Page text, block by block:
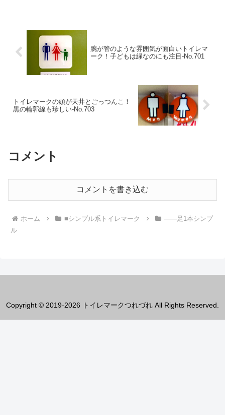
腕が管のような雰囲気が面白いトイレマ
ーク！子どもは緑なのにも注目‐No.701
トイレマークの頭が天井とごっつんこ！
黒の輪郭線も珍しい‐No.703
コメント
コメントを書き込む
ホーム ■シンプル系トイレマーク
――足1本シンプ
ル
Copyright © 2019-2026 トイレマークつれづれ All Rights Reserved.